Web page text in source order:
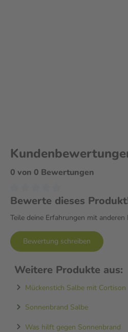
0 von 0 Bewertungen
Bewerte dieses
Teile deine Erfahrungen mit anderen
Bewertung schreiben
Weitere Produkte aus:
Mückenstich Salbe mit Cortison
Sonnenbrand Salbe
Was hilft gegen Sonnenbrand